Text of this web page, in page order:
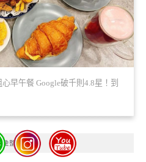
心早午餐 Google破千則4.8星！到
彙整